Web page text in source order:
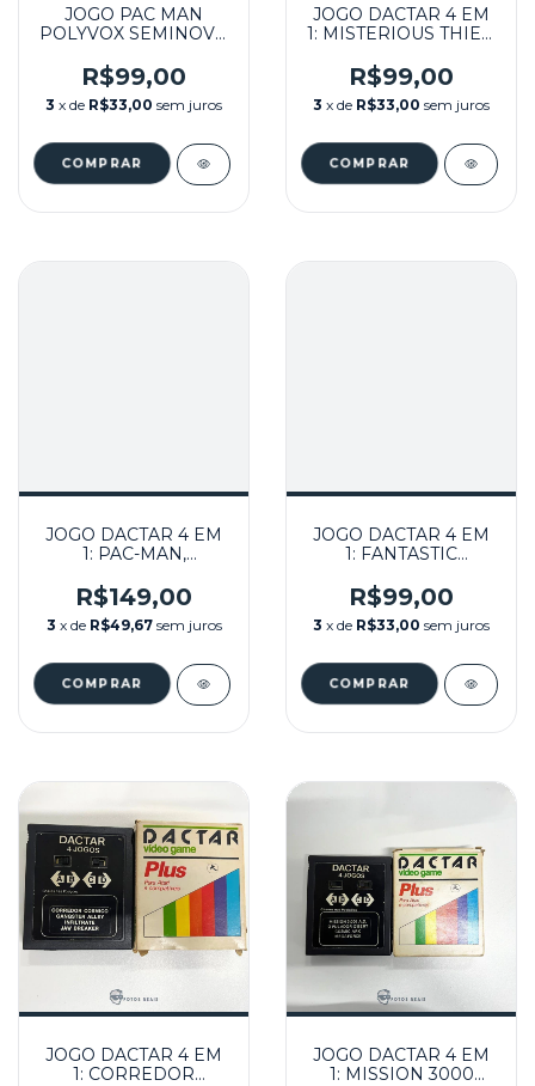
JOGO PAC MAN
POLYVOX SEMINOVO
R$99,00
3 x de R$33,00 sem juros
JOGO DACTAR 4 EM
1: MISTERIOUS THIEF,
GOING HOME,
DEFENDER NA CAIXA
SEMINOVO- ATARI
R$99,00
3 x de R$33,00 sem juros
JOGO DACTAR 4 EM
1: PAC-MAN,
COMMAND, PIT,
ENTOBED NA CAIXA
SEMINOVO- ATARI
R$149,00
3 x de R$49,67 sem juros
JOGO DACTAR 4 EM
1: FANTASTIC
TURNOIL E PTOYAN
NA CAIXA
SEMINOVO- ATARI
R$99,00
3 x de R$33,00 sem juros
JOGO DACTAR 4 EM
1: CORREDOR
JOGO DACTAR 4 EM
1: MISSION 3000